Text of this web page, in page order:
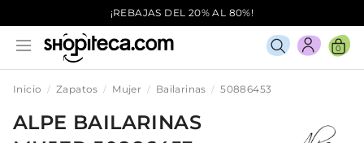
¡REBAJAS DEL 20% AL 80%!
0
Inicio Zapatos Mujer Bailarinas 50886453
ALPE BAILARINAS